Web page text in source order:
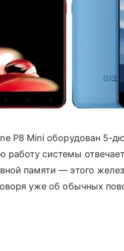
P8 Mini оборудован 5-
работу системы
памяти — этого
уже об обычных